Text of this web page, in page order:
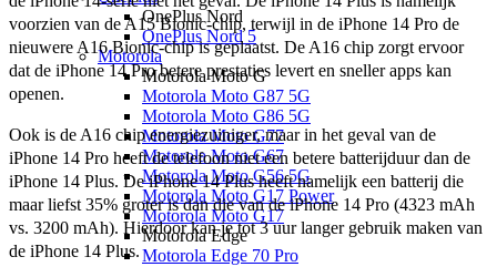
OnePlus Nord
OnePlus Nord 5
Motorola
Motorola Moto G
Motorola Moto G87 5G
Motorola Moto G86 5G
Motorola Moto G77
Motorola Moto G67
Motorola Moto G56 5G
Motorola Moto G17 Power
Motorola Moto G17
Motorola Edge
Motorola Edge 70 Pro
voorzien van de A15 Bionic-chip, terwijl in de iPhone 14 Pro de
nieuwere A16 Bionic-chip is geplaatst. De A16 chip zorgt ervoor
dat de iPhone 14 Pro betere prestaties levert en sneller apps kan
openen.
Ook is de A16 chip energiezuiniger, maar in het geval van de
iPhone 14 Pro heeft de telefoon niet een betere batterijduur dan de
iPhone 14 Plus. De iPhone 14 Plus heeft namelijk een batterij die
maar liefst 35% groter is dan die van de iPhone 14 Pro (4323 mAh
vs. 3200 mAh). Hierdoor kan je tot 3 uur langer gebruik maken van
de iPhone 14 Plus.